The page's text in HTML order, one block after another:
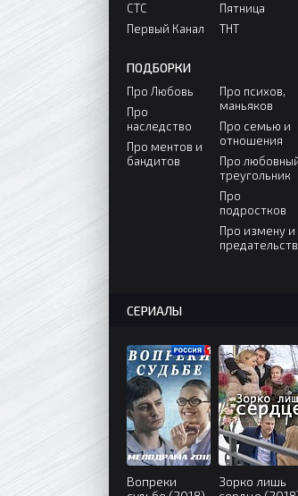
СТС
Первый Канал
Пятница
ТНТ
ПОДБОРКИ
Про Любовь
Про
наследство
Про ментов и
бандитов
Про психов,
маньяков
Про семью и
отношения
Про
треугольник
Про
подростков
Про измену и
СЕРИАЛЫ
Вопреки
Зорко лишь